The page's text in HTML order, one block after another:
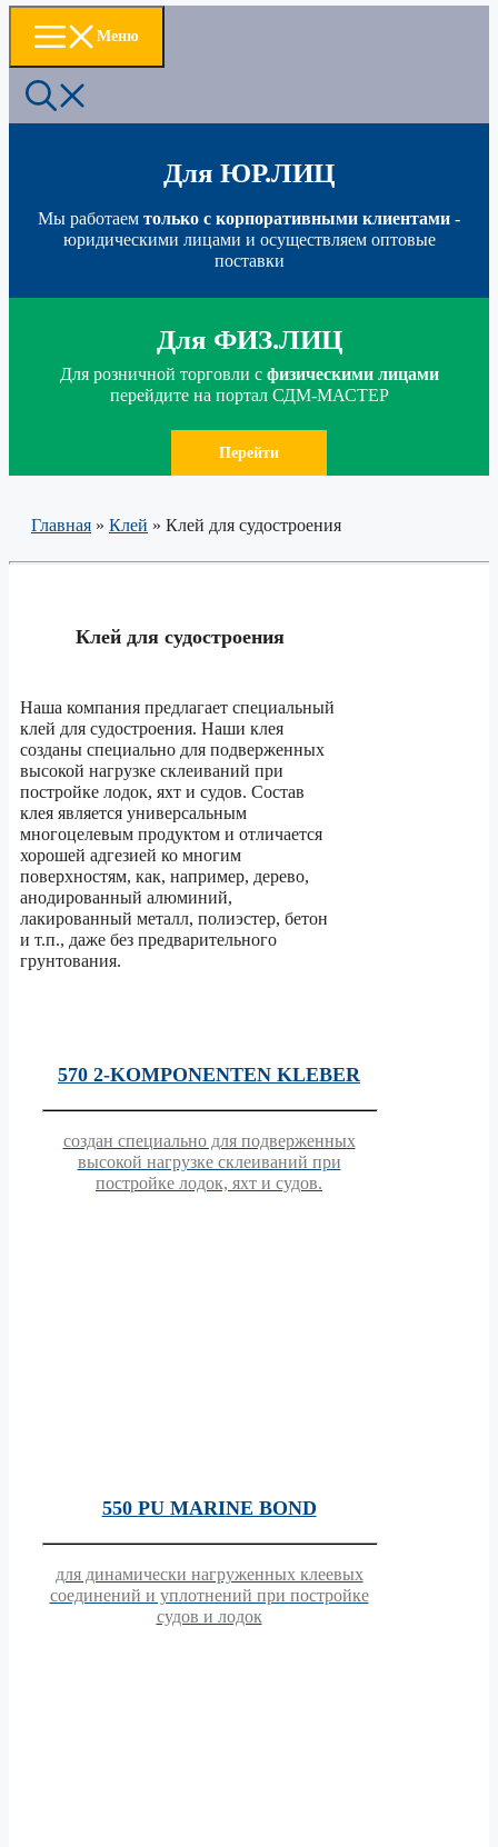
Меню
Для ЮР.ЛИЦ
Мы работаем только с корпоративными клиентами -
юридическими лицами и осуществляем оптовые
поставки
Для ФИЗ.ЛИЦ
Для розничной торговли с физическими лицами
перейдите на портал СДМ-МАСТЕР
Перейти
Главная » Клей » Клей для судостроения
Клей для судостроения
Наша компания предлагает специальный
клей для судостроения. Наши клея
созданы специально для подверженных
высокой нагрузке склеиваний при
постройке лодок, яхт и судов. Состав
клея является универсальным
многоцелевым продуктом и отличается
хорошей адгезией ко многим
поверхностям, как, например, дерево,
анодированный алюминий,
лакированный металл, полиэстер, бетон
и т.п., даже без предварительного
грунтования.
570 2-KOMPONENTEN KLEBER
создан специально для подверженных
высокой нагрузке склеиваний при
постройке лодок, яхт и судов.
550 PU MARINE BOND
для динамически нагруженных клеевых
соединений и уплотнений при постройке
судов и лодок